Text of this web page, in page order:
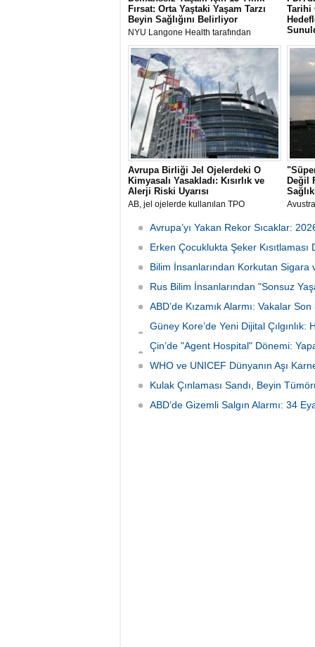
Fırsat: Orta Yaştaki Yaşam Tarzı
Beyin Sağlığını Belirliyor
NYU Langone Health tarafından
yürütülen ve 26 yıl süren kapsamlı bir
araştırma, orta yaşta yüksek tansiyon,
diyabet ve sigaradan uzak durmanın
demans gelişmeden geçirilen yaşam
süresini yaklaşık 13 yıl uzatabildiğini
ortaya koydu.
Tarihi
ABD
etken
Avrupa Birliği Jel Ojelerdeki O
Kimyasalı Yasakladı: Kısırlık ve
Alerji Riski Uyarısı
AB, jel ojelerde kullanılan TPO
muhtemel riskleri sebebiyle yasakladı.
Uzmanlar, özellikle genç kızları güvenli
içerikli ürünler tercih etmeleri ve "TPO-
konusunda uyarıyor.
Değil
ölüm
Avrupa’yı Yakan Rekor Sıcaklar:
Erken Çocuklukta Şeker
Bilim İnsanlarından Korkutan Sigara
Rus Bilim İnsanlarından "Sonsuz
ABD’de Kızamık Alarmı: Vakalar
Güney Kore’de Yeni Dijital
Yayılıyor!
Çin’de "Agent Hospital" Dönemi:
İniyor!
WHO ve UNICEF Dünyanın Aşı
Kulak Çınlaması Sandı, Beyin
ABD’de Gizemli Salgın Alarmı: 34